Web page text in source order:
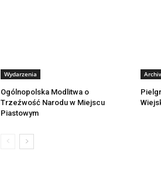
Wydarzenia
Ogólnopolska Modlitwa o
Trzeźwość Narodu w Miejscu
Piastowym